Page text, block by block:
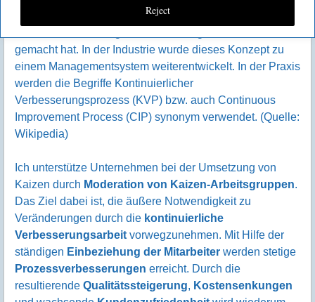
Reject
eine japanische Lebens- und Arbeitsphilosophie, die das
gemacht hat. In der Industrie wurde dieses Konzept zu
einem Managementsystem weiterentwickelt. In der Praxis
werden die Begriffe Kontinuierlicher
Verbesserungsprozess (KVP) bzw. auch Continuous
Improvement Process (CIP) synonym verwendet. (Quelle:
Wikipedia)
Ich unterstütze Unternehmen bei der Umsetzung von
Kaizen durch Moderation von Kaizen-Arbeitsgruppen.
Das Ziel dabei ist, die äußere Notwendigkeit zu
Veränderungen durch die kontinuierliche
Verbesserungsarbeit vorwegzunehmen. Mit Hilfe der
ständigen Einbeziehung der Mitarbeiter werden stetige
Prozessverbesserungen erreicht. Durch die
resultierende Qualitätssteigerung, Kostensenkungen